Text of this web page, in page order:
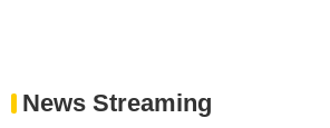
News Streaming